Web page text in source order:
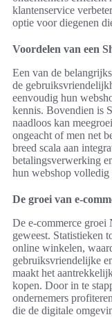
klantenservice
optie voor diegenen
Voordelen van een
Een van de
de
eenvoudig hun
kennis. Bovendien is
naadloos kan
ongeacht of men net
breed scala aan
betalingsverwerking
hun webshop volledig
De groei van e-
De e-commerce groei
geweest. Statistieken
online winkelen,
gebruiksvriendelijke
maakt het
kopen. Door in te
ondernemers
die de digitale